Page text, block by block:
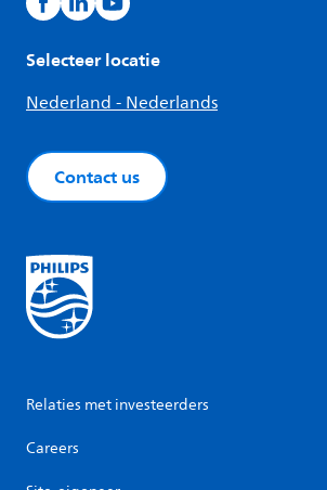
Selecteer locatie
Nederland - Nederlands
Contact us
Relaties met investeerders
Careers